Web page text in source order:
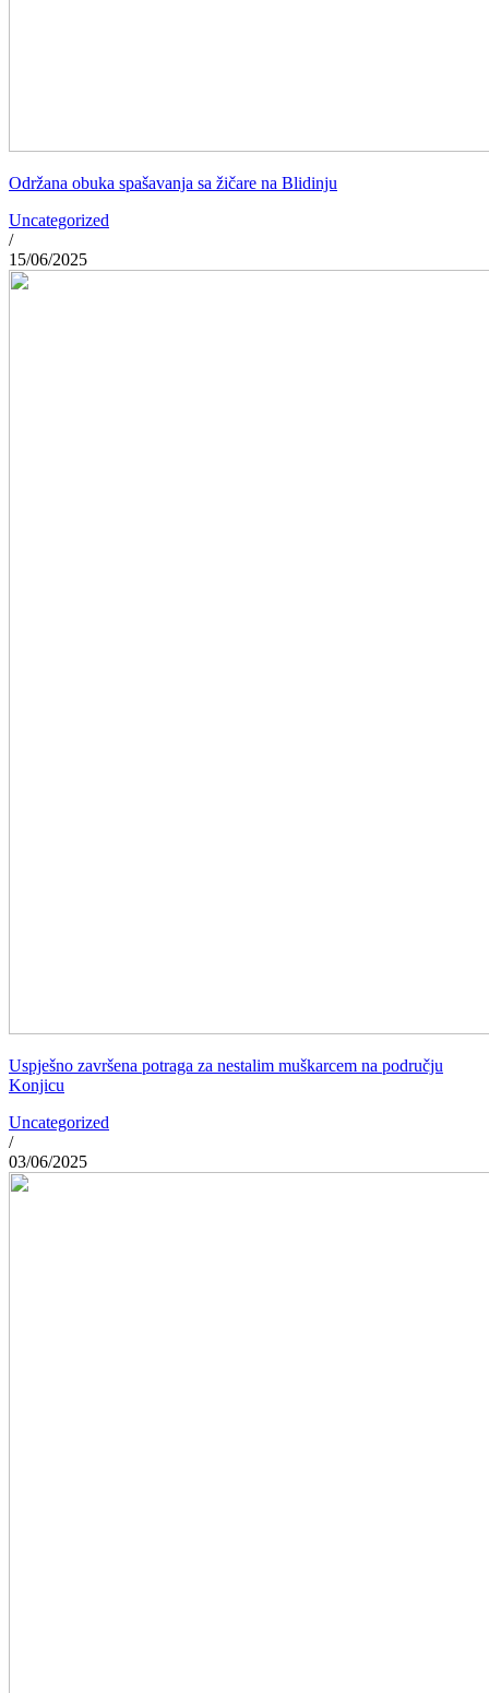
Održana obuka spašavanja sa žičare na Blidinju
Uncategorized
/
15/06/2025
Uspješno završena potraga za nestalim muškarcem na području
Konjicu
Uncategorized
/
03/06/2025